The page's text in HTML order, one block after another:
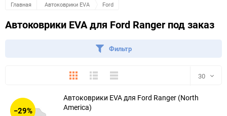
Главная Автоковрики EVA Ford
Автоковрики EVA для Ford Ranger под заказ
Фильтр
ПлиткаПодробноКомпактно 30
30
−29%
Автоковрики EVA для Ford Ranger (North
America)